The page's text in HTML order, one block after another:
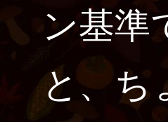
ン基準
と、ち